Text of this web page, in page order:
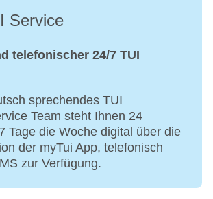
Service
telefonischer 24/7 TUI
sprechendes TUI
Team steht Ihnen 24
Tage die Woche digital über die
der myTui App, telefonisch
zur Verfügung.